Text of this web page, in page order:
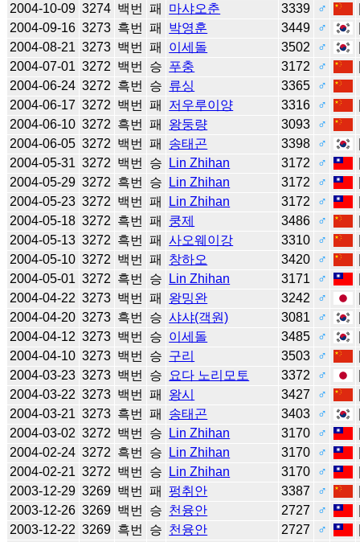
2004-10-09 3274 백번 패 마샤오춘 3339 ♂
2004-09-16 3273 흑번 패 박영훈 3449 ♂
2004-08-21 3273 백번 패 이세돌 3502 ♂
2004-07-01 3272 백번 승 푸충 3172 ♂
2004-06-24 3272 흑번 승 류싱 3365
♂
2004-06-17 3272 백번 패 저우루이양 3316 ♂
2004-06-10 3272 흑번 패 왕둥량 3093
♂
2004-06-05 3272 백번 패 송태곤 3398 ♂
2004-05-31 3272 백번 승 Lin Zhihan 3172 ♂
2004-05-29 3272 흑번 승 Lin Zhihan 3172 ♂
2004-05-23 3272 백번 패 Lin Zhihan 3172 ♂
2004-05-18 3272 흑번 패 쿵제 3486 ♂
2004-05-13 3272 흑번 패 사오웨이강 3310 ♂
2004-05-10 3272 백번 패 창하오 3420 ♂
2004-05-01 3272 흑번 승 Lin Zhihan 3171 ♂
2004-04-22 3273 백번 패 왕밍완 3242 ♂
2004-04-20 3273 흑번 승 샤샤(객원) 3081 ♂
2004-04-12 3273 백번 승 이세돌 3485 ♂
2004-04-10 3273 백번 승 구리 3503 ♂
2004-03-23 3273 백번 승 요다 노리모토 3372 ♂
2004-03-22 3273 백번 패 왕시 3427 ♂
2004-03-21 3273 흑번 패 송태곤 3403 ♂
2004-03-02 3272 백번 승 Lin Zhihan 3170 ♂
2004-02-24 3272 흑번 승 Lin Zhihan 3170 ♂
2004-02-21 3272 백번 승 Lin Zhihan 3170 ♂
2003-12-29 3269 백번 패 펑취안 3387 ♂
2003-12-26 3269 백번 승 천융안 2727 ♂
2003-12-22 3269 흑번 승 천융안 2727 ♂